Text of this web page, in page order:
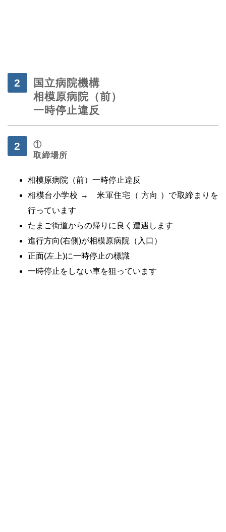
国立病院機構
相模原病院（前）
一時停止違反
①
取締場所
相模原病院（前）一時停止違反
相模台小学校 → 米軍住宅（ 方向 ）で取締まりを
行っています
たまご街道からの帰りに良く遭遇します
進行方向(右側)が相模原病院（入口）
正面(左上)に一時停止の標識
一時停止をしない車を狙っています